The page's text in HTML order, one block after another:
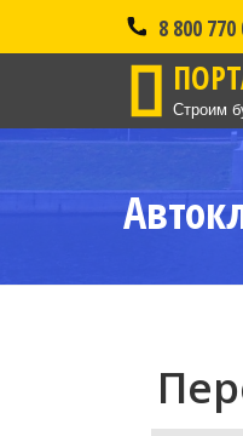
8 800
Строим